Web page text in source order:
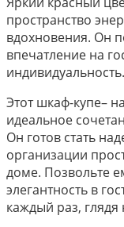
пространство
вдохновения. Он
впечатление на
индивидуальность.
Этот шкаф-купе–
идеальное
Он готов стать
организации
доме. Позвольте
элегантность в
каждый раз, глядя